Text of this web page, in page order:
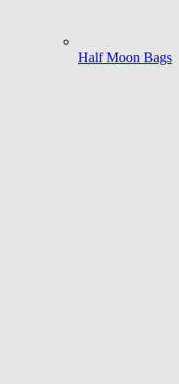
Half Moon Bags